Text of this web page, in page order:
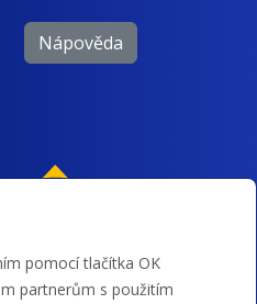
Nápověda
pomocí tlačítka OK
partnerům s použitím